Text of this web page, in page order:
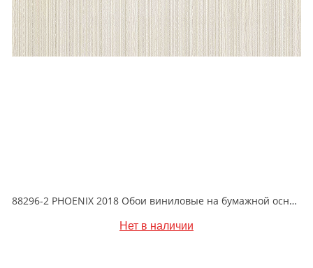
88296-2 PHOENIX 2018 Обои виниловые на бумажной основе 1.06*15.6
Нет в наличии